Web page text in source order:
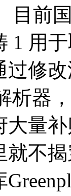
目前
1 用
过修
析器
大量
就不